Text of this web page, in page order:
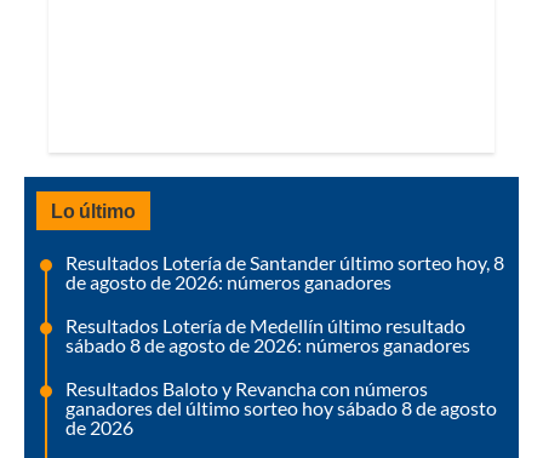
Lo último
Resultados Lotería de Santander último sorteo hoy, 8
de agosto de 2026: números ganadores
Resultados Lotería de Medellín último resultado
sábado 8 de agosto de 2026: números ganadores
Resultados Baloto y Revancha con números
ganadores del último sorteo hoy sábado 8 de agosto
de 2026